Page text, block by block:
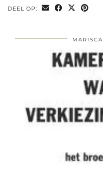
DEEL OP:
MARISCA